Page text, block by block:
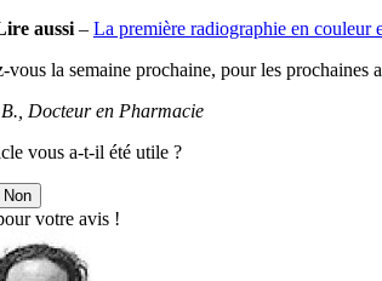
aussi– La première radiographie en couleur
vous la semaine prochaine, pour les prochaines
Docteur en Pharmacie
vous a-t-il été utile ?
Non
votre avis !